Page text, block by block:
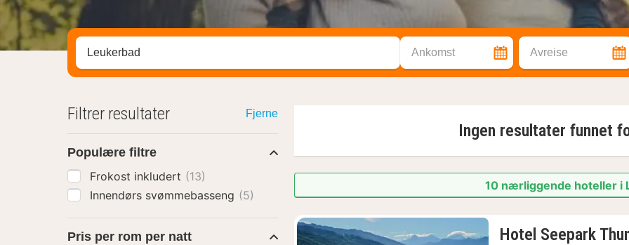
Søk hotell, region eller by Ankomst Avreise
Ingen resultater funnet
10 nærliggende hoteller i
Hotel Seepark
Filtrer resultater Fjerne
Populære filtre
Frokost inkludert (13)
Innendørs svømmebasseng (5)
Pris per rom per natt